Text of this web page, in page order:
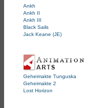
Ankh
Ankh II
Ankh III
Black Sails
Jack Keane (JE)
Geheimakte Tunguska
Geheimakte 2
Lost Horizon